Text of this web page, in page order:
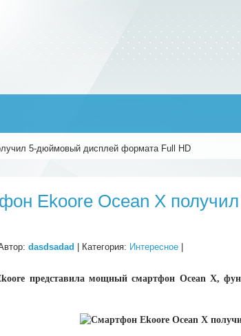
5-дюймовый дисплей формата Full HD
Ekoore Ocean X
dasdsadad | Категория: Интересное
представила мощный смартфон Ocean X,